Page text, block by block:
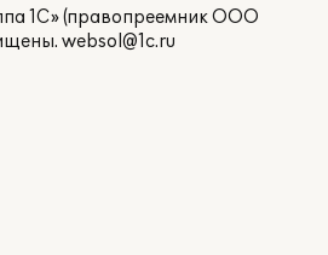
1С» (правопреемник ООО
websol@1c.ru